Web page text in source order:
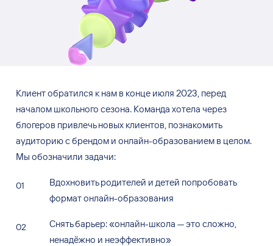
Клиент обратился к нам в конце июля 2023, перед
началом школьного сезона. Команда хотела через
блогеров привлечь новых клиентов, познакомить
аудиторию сбрендом и онлайн-образованием в целом.
Мы обозначили задачи:
Вдохновить родителей и детей попробовать
формат онлайн-образования
Снять барьер:«онлайн-школа —это сложно,
ненадёжно и неэффективно»